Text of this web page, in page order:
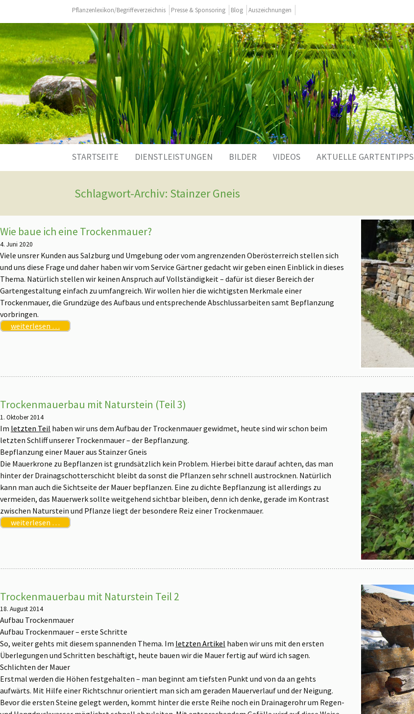
Pflanzenlexikon/Begriffeverzeichnis Presse & Sponsoring Blog Auszeichnungen
Inhalt
springen
STARTSEITE DIENSTLEISTUNGEN BILDER VIDEOS AKTUELLE GARTENTIPPS
Schlagwort-Archiv: Stainzer Gneis
Wie baue ich eine Trockenmauer?
4. Juni 2020
Viele unsrer Kunden aus Salzburg und Umgebung oder vom angrenzenden Oberösterreich stellen sich
und uns diese Frage und daher haben wir vom Service Gärtner gedacht wir geben einen Einblick in dieses
Thema. Natürlich stellen wir keinen Anspruch auf Vollständigkeit – dafür ist dieser Bereich der
Gartengestaltung einfach zu umfangreich. Wir wollen hier die wichtigsten Merkmale einer
Trockenmauer, die Grundzüge des Aufbaus und entsprechende Abschlussarbeiten samt Bepflanzung
vorbringen.
weiterlesen …
Trockenmauerbau mit Naturstein (Teil 3)
1. Oktober 2014
Im letzten Teil haben wir uns dem Aufbau der Trockenmauer gewidmet, heute sind wir schon beim
letzten Schliff unserer Trockenmauer – der Bepflanzung.
Bepflanzung einer Mauer aus Stainzer Gneis
Die Mauerkrone zu Bepflanzen ist grundsätzlich kein Problem. Hierbei bitte darauf achten, das man
hinter der Drainagschotterschicht bleibt da sonst die Pflanzen sehr schnell austrocknen. Natürlich
kann man auch die Sichtseite der Mauer bepflanzen. Eine zu dichte Bepflanzung ist allerdings zu
vermeiden, das Mauerwerk sollte weitgehend sichtbar bleiben, denn ich denke, gerade im Kontrast
zwischen Naturstein und Pflanze liegt der besondere Reiz einer Trockenmauer.
weiterlesen …
Trockenmauerbau mit Naturstein Teil 2
18. August 2014
Aufbau Trockenmauer
Aufbau Trockenmauer – erste Schritte
So, weiter gehts mit diesem spannenden Thema. Im letzten Artikel haben wir uns mit den ersten
Überlegungen und Schritten beschäftigt, heute bauen wir die Mauer fertig auf würd ich sagen.
Schlichten der Mauer
Erstmal werden die Höhen festgehalten – man beginnt am tiefsten Punkt und von da an gehts
aufwärts. Mit Hilfe einer Richtschnur orientiert man sich am geraden Mauerverlauf und der Neigung.
Bevor die ersten Steine gelegt werden, kommt hinter die erste Reihe noch ein Drainagerohr um Regen-